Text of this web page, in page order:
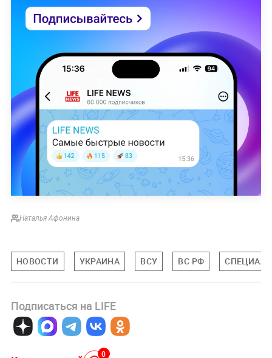
Наталья Афонина
НОВОСТИ УКРАИНА ВСУ ВС РФ
Подписаться на LIFE
0